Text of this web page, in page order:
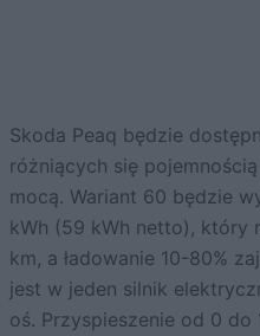
Skoda Peaq będzie
różniących się
mocą. Wariant 60 będzie
kWh (59 kWh netto), który
km, a ładowanie 10-80%
jest w jeden silnik
oś. Przyspieszenie od 0